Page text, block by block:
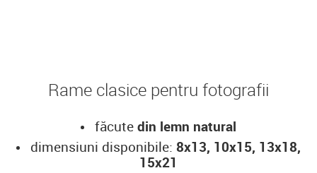
Rame clasice pentru fotografii
făcute din lemn natural
dimensiuni disponibile: 8x13, 10x15, 13x18,
15x21